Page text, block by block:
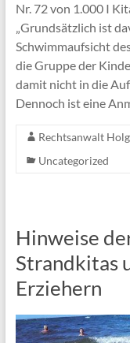
Nr. 72 von 1.000 I
„Grundsätzlich ist
Schwimmaufsicht
die Gruppe der
damit nicht in die
Dennoch ist eine
Rechtsanwalt
Uncategorized
Hinweise
Strandkitas
Erziehern